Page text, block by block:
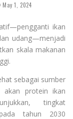
May 1, 2024
ikan
udang—menjadi
skala makanan
sebagai sumber
akan protein ikan
tingkat
tahun 2030